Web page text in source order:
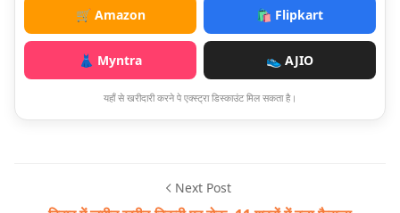
🛒 Amazon 🛍️ Flipkart
👗 Myntra 👟 AJIO
यहाँ से खरीदारी करने पे एक्स्ट्रा डिस्काउंट मिल सकता है।
Next Post